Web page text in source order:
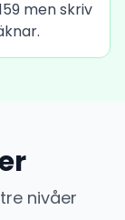
men skriv
nivåer